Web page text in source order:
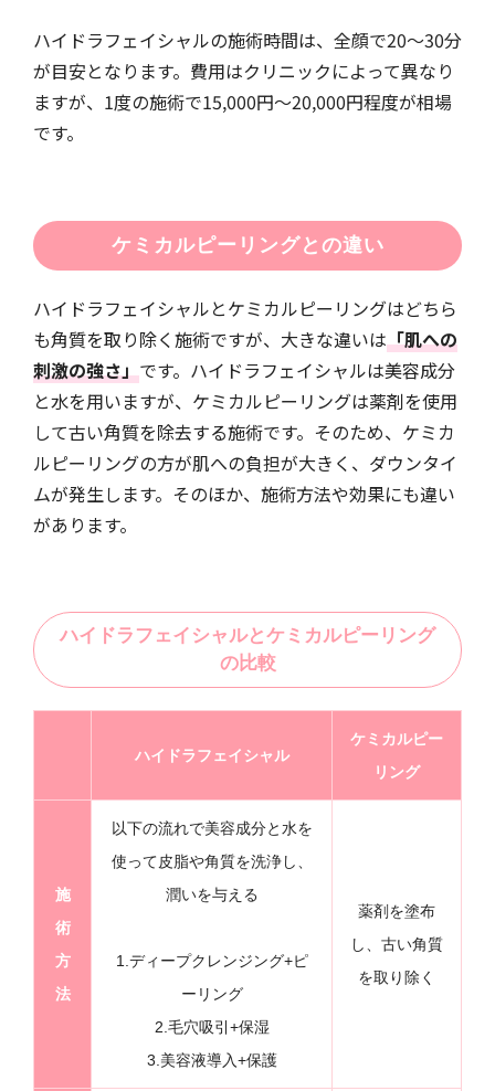
ハイドラフェイシャルの施術時間は、全顔で20〜30分
が目安となります。費用はクリニックによって異なり
ますが、1度の施術で15,000円〜20,000円程度が相場
です。
ケミカルピーリングとの違い
ハイドラフェイシャルとケミカルピーリングはどちら
も角質を取り除く施術ですが、大きな違いは「肌への
刺激の強さ」です。ハイドラフェイシャルは美容成分
と水を用いますが、ケミカルピーリングは薬剤を使用
して古い角質を除去する施術です。そのため、ケミカ
ルピーリングの方が肌への負担が大きく、ダウンタイ
ムが発生します。そのほか、施術方法や効果にも違い
があります。
ハイドラフェイシャルとケミカルピーリング
の比較
ハイドラフェイシャル
ケミカルピー
リング
施
術
方
法
以下の流れで美容成分と水を
使って皮脂や角質を洗浄し、
潤いを与える
1.ディープクレンジング+ピ
ーリング
2.毛穴吸引+保湿
3.美容液導入+保護
薬剤を塗布
し、古い角質
を取り除く